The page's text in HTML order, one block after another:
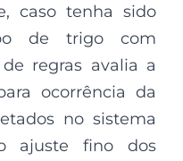
caso tenha sido
de trigo com
regras avalia a
ocorrência da
no sistema
ajuste fino dos